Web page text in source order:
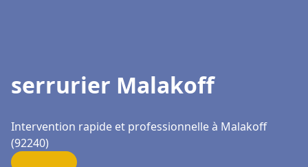
serrurier Malakoff
Intervention rapide et professionnelle à Malakoff
(92240)